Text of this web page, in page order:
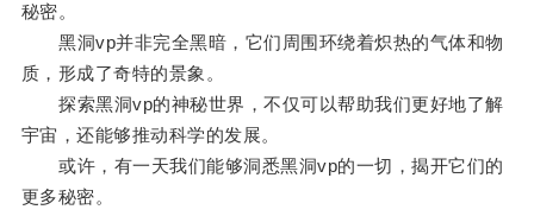
秘密。
黑洞vp并非完全黑暗，它们周围环绕着炽热的气体和物
质，形成了奇特的景象。
探索黑洞vp的神秘世界，不仅可以帮助我们更好地了解
宇宙，还能够推动科学的发展。
或许，有一天我们能够洞悉黑洞vp的一切，揭开它们的
更多秘密。